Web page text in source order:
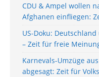
CDU & Ampel wollen
Afghanen einfliegen:
US-Doku:
– Zeit für freie
Karnevals-Umzüge
abgesagt: Zeit für